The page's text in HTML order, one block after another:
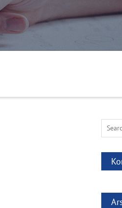
Search
for: